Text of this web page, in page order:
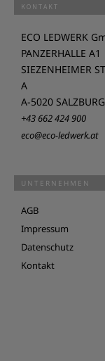
KONTAKT
ECO LEDWERK
PANZERHALLE A1
SIEZENHEIMER
A
A-5020 SALZBURG
+43 662 424 900
eco@eco-ledwerk.at
UNTERNEHMEN
AGB
Impressum
Datenschutz
Kontakt